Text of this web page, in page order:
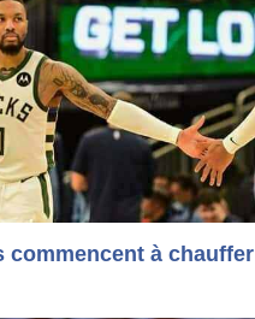
commencent à chauffer